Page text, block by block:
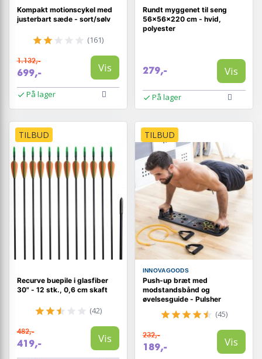
Kompakt motionscykel med
justerbart sæde - sort/sølv
(161)
1.132,-
699,- Vis
På lager
Rundt myggenet til seng
56×56×220 cm - hvid,
polyester
279,- Vis
På lager
TILBUD
Recurve buepile i glasfiber
30" - 12 stk., 0,6 cm skaft
(42)
482,-
419,- Vis
TILBUD
INNOVAGOODS
Push-up bræt med
modstandsbånd og
øvelsesguide - Pulsher
(45)
232,-
189,- Vis